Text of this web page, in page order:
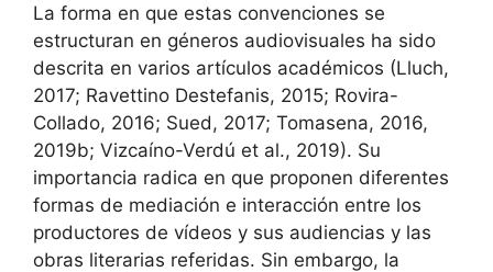
La forma en que estas convenciones se
estructuran en géneros audiovisuales ha sido
descrita en varios artículos académicos (Lluch,
2017; Ravettino Destefanis, 2015; Rovira-
Collado, 2016; Sued, 2017; Tomasena, 2016,
2019b; Vizcaíno-Verdú et al., 2019). Su
importancia radica en que proponen diferentes
formas de mediación e interacción entre los
productores de vídeos y sus audiencias y las
obras literarias referidas. Sin embargo, la